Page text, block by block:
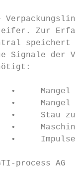
Zur
speichert
Signale der
•     Mangel
•     Mangel
•     Stau
•
•
GTI-